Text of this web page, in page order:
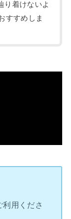
り着けないよ
すすめしま
用くださ